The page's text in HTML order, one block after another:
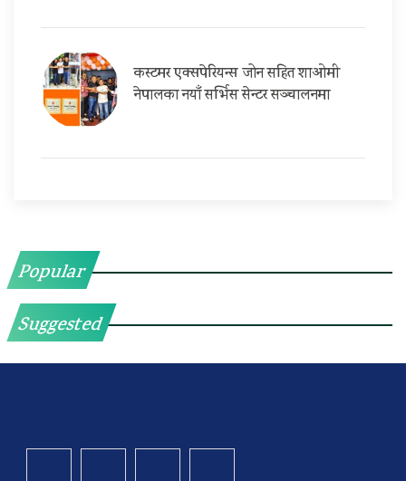
कस्टमर एक्सपेरियन्स जोन सहित शाओमी
नेपालका नयाँ सर्भिस सेन्टर सञ्चालनमा
Popular
Suggested